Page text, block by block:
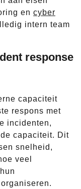
en cyber
intern team
response
capaciteit
respons met
incidenten,
capaciteit. Dit
snelheid,
veel